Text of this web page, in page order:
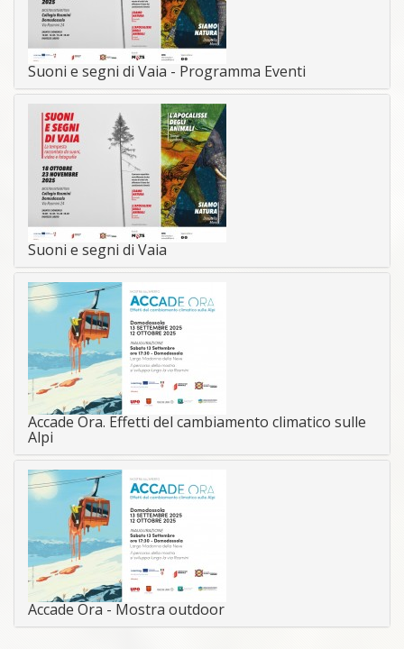
Suoni e segni di Vaia - Programma Eventi
Suoni e segni di Vaia
Accade Ora. Effetti del cambiamento climatico sulle
Alpi
Accade Ora - Mostra outdoor